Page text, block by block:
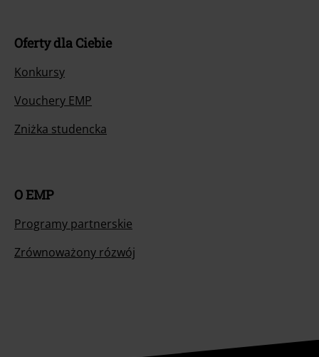
Oferty dla Ciebie
Konkursy
Vouchery EMP
Zniżka studencka
O EMP
Programy partnerskie
Zrównoważony rózwój